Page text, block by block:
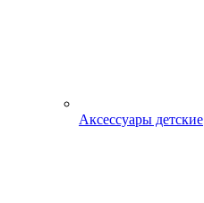
Аксессуары детские